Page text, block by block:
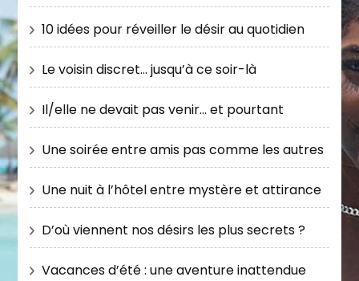
10 idées pour réveiller le désir au quotidien
Le voisin discret… jusqu’à ce soir-là
Il/elle ne devait pas venir… et pourtant
Une soirée entre amis pas comme les autres
Une nuit à l’hôtel entre mystère et attirance
D’où viennent nos désirs les plus secrets ?
Vacances d’été : une aventure inattendue